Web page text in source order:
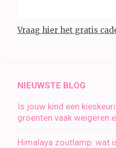
Vraag hier het gratis
NIEUWSTE BLOG
Is jouw kind een
groenten vaak weigeren
Himalaya zoutlamp: wat